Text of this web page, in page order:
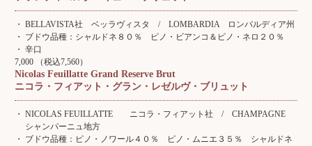
BELLAVISTA社 ベッラヴィスタ / LOMBARDIA ロンバルディア州
ブドウ品種：シャルドネ８０％ ピノ・ビアンコ＆ピノ・ネロ２０％
辛口
7,000 （税込7,560）
Nicolas Feuillatte Grand Reserve Brut
ニコラ・フィアット・グラン・レゼルヴ・ブリュット
NICOLAS FEUILLATTE ニコラ・フィアット社 / CHAMPAGNE
シャンパーニュ地方
ブドウ品種：ピノ・ノワール４０％ ピノ・ムニエ３５％ シャルドネ